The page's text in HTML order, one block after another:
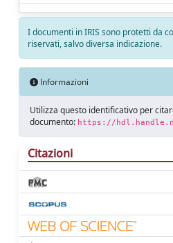
I documenti in IRIS sono protetti da
riservati, salvo diversa indicazione.
Informazioni
Utilizza questo identificativo per
documento: https://
Citazioni